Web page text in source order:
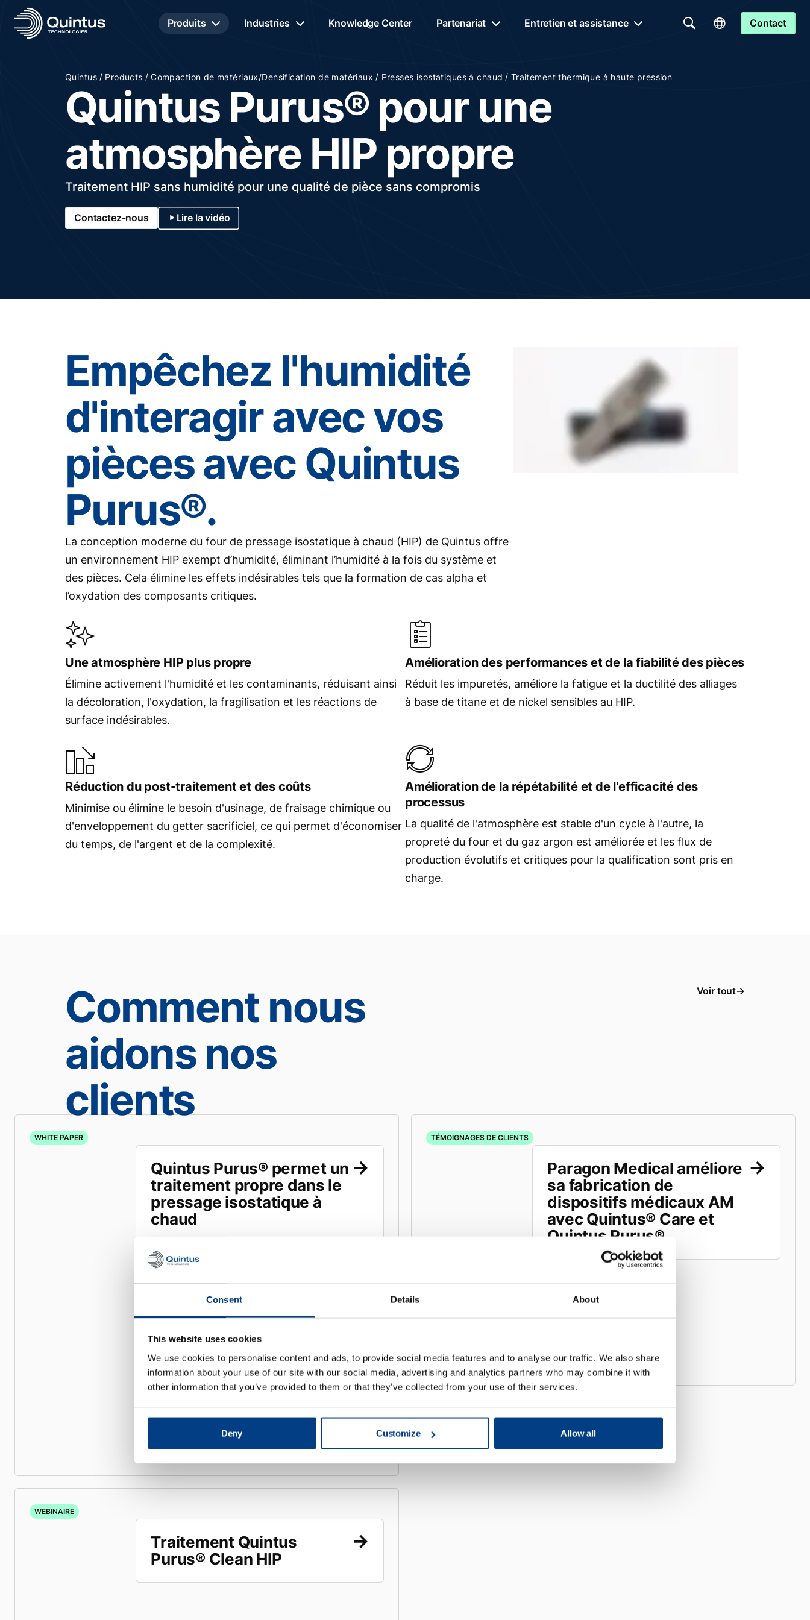
Consent Details About
This website uses cookies
We use cookies to personalise content and ads, to provide social media features and to analyse our traffic. We also share
information about your use of our site with our social media, advertising and analytics partners who may combine it with
other information that you’ve provided to them or that they’ve collected from your use of their services.
Deny Customize Allow all
Produits Industries Knowledge Center Partenariat Entretien et assistance Contact
Quintus / Products / Compaction de matériaux/Densification de matériaux / Presses isostatiques à chaud / Traitement thermique à haute pression
Quintus Purus® pour une
atmosphère HIP propre
Traitement HIP sans humidité pour une qualité de pièce sans compromis
Contactez-nous Lire la vidéo
Empêchez l'humidité
d'interagir avec vos
pièces avec Quintus
Purus®.
La conception moderne du four de pressage isostatique à chaud (HIP) de Quintus offre
un environnement HIP exempt d’humidité, éliminant l’humidité à la fois du système et
des pièces. Cela élimine les effets indésirables tels que la formation de cas alpha et
l’oxydation des composants critiques.
Une atmosphère HIP plus propre
Élimine activement l'humidité et les contaminants, réduisant ainsi
la décoloration, l'oxydation, la fragilisation et les réactions de
surface indésirables.
Amélioration des performances et de la fiabilité des pièces
Réduit les impuretés, améliore la fatigue et la ductilité des alliages
à base de titane et de nickel sensibles au HIP.
Réduction du post-traitement et des coûts
Minimise ou élimine le besoin d'usinage, de fraisage chimique ou
d'enveloppement du getter sacrificiel, ce qui permet d'économiser
du temps, de l'argent et de la complexité.
Amélioration de la répétabilité et de l'efficacité des
processus
La qualité de l'atmosphère est stable d'un cycle à l'autre, la
propreté du four et du gaz argon est améliorée et les flux de
production évolutifs et critiques pour la qualification sont pris en
charge.
Comment nous
aidons nos
clients
Voir tout
WHITE PAPER
Quintus Purus® permet un
traitement propre dans le
pressage isostatique à
chaud
TÉMOIGNAGES DE CLIENTS
Paragon Medical améliore
sa fabrication de
dispositifs médicaux AM
avec Quintus® Care et
Quintus Purus®.
WEBINAIRE
Traitement Quintus
Purus® Clean HIP